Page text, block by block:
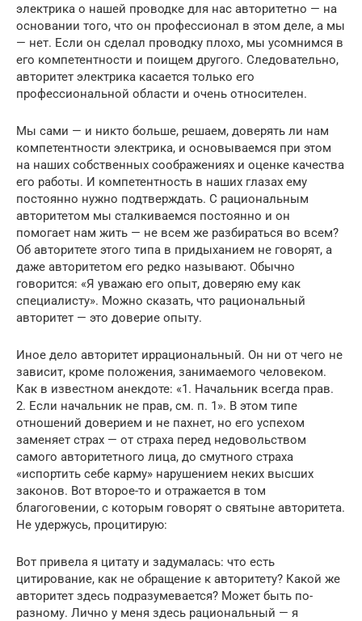
электрика о нашей проводке для нас авторитетно — на
основании того, что он профессионал в этом деле, а мы
— нет. Если он сделал проводку плохо, мы усомнимся в
его компетентности и поищем другого. Следовательно,
авторитет электрика касается только его
профессиональной области и очень относителен.
Мы сами — и никто больше, решаем, доверять ли нам
компетентности электрика, и основываемся при этом
на наших собственных соображениях и оценке качества
его работы. И компетентность в наших глазах ему
постоянно нужно подтверждать. С рациональным
авторитетом мы сталкиваемся постоянно и он
помогает нам жить — не всем же разбираться во всем?
Об авторитете этого типа в придыханием не говорят, а
даже авторитетом его редко называют. Обычно
говорится: «Я уважаю его опыт, доверяю ему как
специалисту». Можно сказать, что рациональный
авторитет — это доверие опыту.
Иное дело авторитет иррациональный. Он ни от чего не
зависит, кроме положения, занимаемого человеком.
Как в известном анекдоте: «1. Начальник всегда прав.
2. Если начальник не прав, см. п. 1». В этом типе
отношений доверием и не пахнет, но его успехом
заменяет страх — от страха перед недовольством
самого авторитетного лица, до смутного страха
«испортить себе карму» нарушением неких высших
законов. Вот второе-то и отражается в том
благоговении, с которым говорят о святыне авторитета.
Не удержусь, процитирую:
Вот привела я цитату и задумалась: что есть
цитирование, как не обращение к авторитету? Какой же
авторитет здесь подразумевается? Может быть по-
разному. Лично у меня здесь рациональный — я